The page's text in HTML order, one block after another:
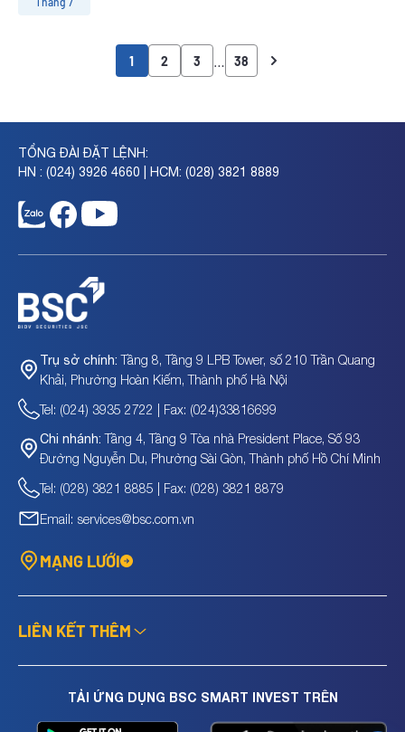
1 2 3 38
TỔNG ĐÀI ĐẶT LỆNH:
HN : (024) 3926 4660 | HCM: (028) 3821 8889
Trụ sở chính: Tầng 8, Tầng 9 LPB Tower, số 210 Trần Quang
Khải, Phường Hoàn Kiếm, Thành phố Hà Nội
Tel: (024) 3935 2722 | Fax: (024)33816699
Chi nhánh: Tầng 4, Tầng 9 Tòa nhà President Place, Số 93
Đường Nguyễn Du, Phường Sài Gòn, Thành phố Hồ Chí Minh
Tel: (028) 3821 8885 | Fax: (028) 3821 8879
Email: services@bsc.com.vn
MẠNG LƯỚI
LIÊN KẾT THÊM
TẢI ỨNG DỤNG BSC SMART INVEST TRÊN